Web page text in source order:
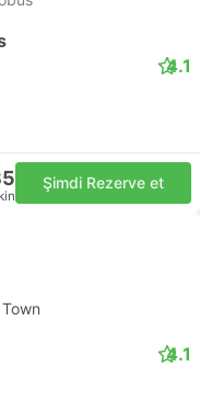
4.1
Şimdi Rezerve et
4.1